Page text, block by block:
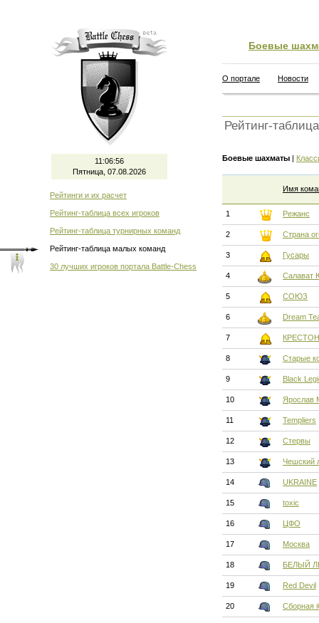
11:06:56
Пятница, 07.08.2026
Рейтинги и их расчет
Рейтинг-таблица всех игроков
Рейтинг-таблица турнирных команд
Рейтинг-таблица малых команд
30 лучших игроков портала Battle-Chess
Боевые
О портале Новости
Рейтинг-
Боевые шахматы |
Имя
1 Режанс
2 Страна
3 Гусары
4 Салават
5 СОЮЗ
6 Dream
7
8 Старые
9 Black
10 Ярослав
11 Templiers
12 Стервы
13 Чешский
14 UKRAINE
15 toxic
16 ЦФО
17 Москва
18 БЕЛЫЙ
19 Red Devil
20 Сборная